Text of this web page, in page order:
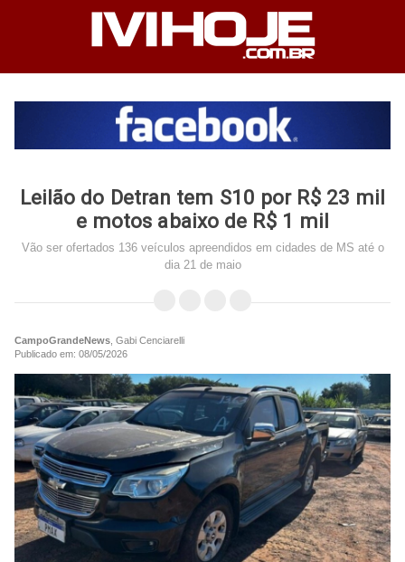
Leilão do Detran tem S10 por R$ 23 mil
e motos abaixo de R$ 1 mil
Vão ser ofertados 136 veículos apreendidos em cidades de MS até o
dia 21 de maio
CampoGrandeNews , Gabi Cenciarelli
Publicado em: 08/05/2026